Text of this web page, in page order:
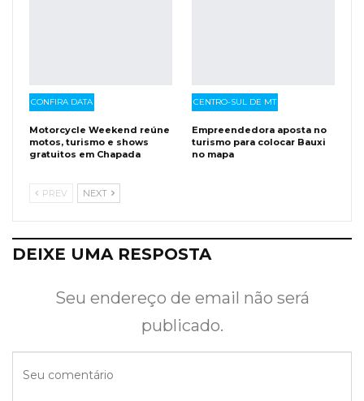
CONFIRA DATA
Motorcycle Weekend reúne
motos, turismo e shows
gratuitos em Chapada
CENTRO-SUL DE MT
Empreendedora aposta no
turismo para colocar Bauxi
no mapa
PREV NEXT
DEIXE UMA RESPOSTA
Seu endereço de email não será
publicado.